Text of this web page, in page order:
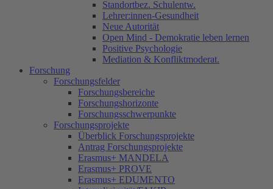
Standortbez. Schulentw.
Lehrer:innen-Gesundheit
Neue Autorität
Open Mind - Demokratie leben lernen
Positive Psychologie
Mediation & Konfliktmoderat.
Forschung
Forschungsfelder
Forschungsbereiche
Forschungshorizonte
Forschungsschwerpunkte
Forschungsprojekte
Überblick Forschungsprojekte
Antrag Forschungsprojekte
Erasmus+ MANDELA
Erasmus+ PROVE
Erasmus+ EDUMENTO